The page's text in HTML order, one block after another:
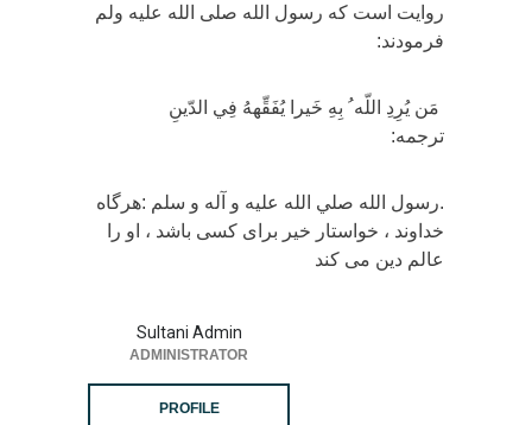
روایت است که رسول الله صلی الله علیه ولم
فرمودند:
مَن يُرِدِ اللّه ُ بِهِ خَيرا يُفَقِّههُ فِي الدّينِ
ترجمه:
.رسول الله صلي الله عليه و آله و سلم :هرگاه
خداوند ، خواستار خير براى كسى باشد ، او را
عالم دين مى كند
Sultani Admin
ADMINISTRATOR
PROFILE